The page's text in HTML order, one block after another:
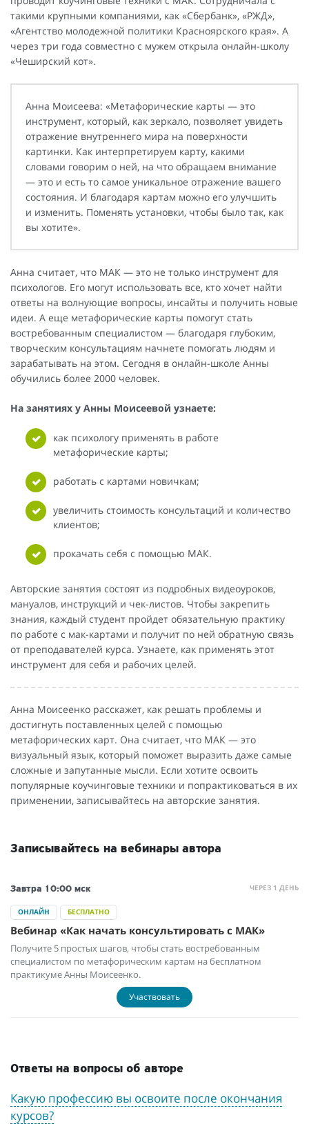
такими крупными компаниями, как «Сбербанк», «РЖД»,
«Агентство молодежной политики Красноярского края». А
через три года совместно с мужем открыла онлайн-школу
«Чеширский кот».
Анна Моисеева: «Метафорические карты — это
инструмент, который, как зеркало, позволяет увидеть
отражение внутреннего мира на поверхности
картинки. Как интерпретируем карту, какими
словами говорим о ней, на что обращаем внимание
— это и есть то самое уникальное отражение вашего
состояния. И благодаря картам можно его улучшить
и изменить. Поменять установки, чтобы было так, как
вы хотите».
Анна считает, что МАК — это не только инструмент для
психологов. Его могут использовать все, кто хочет найти
ответы на волнующие вопросы, инсайты и получить новые
идеи. А еще метафорические карты помогут стать
востребованным специалистом — благодаря глубоким,
творческим консультациям начнете помогать людям и
зарабатывать на этом. Сегодня в онлайн-школе Анны
обучились более 2000 человек.
На занятиях у Анны Моисеевой узнаете:
как психологу применять в работе
метафорические карты;
работать с картами новичкам;
увеличить стоимость консультаций и количество
клиентов;
прокачать себя с помощью МАК.
Авторские занятия состоят из подробных видеоуроков,
мануалов, инструкций и чек-листов. Чтобы закрепить
знания, каждый студент пройдет обязательную практику
по работе с мак-картами и получит по ней обратную связь
от преподавателей курса. Узнаете, как применять этот
инструмент для себя и рабочих целей.
Анна Моисеенко расскажет, как решать проблемы и
достигнуть поставленных целей с помощью
метафорических карт. Она считает, что МАК — это
визуальный язык, который поможет выразить даже самые
сложные и запутанные мысли. Если хотите освоить
популярные коучинговые техники и попрактиковаться в их
применении, записывайтесь на авторские занятия.
Записывайтесь на вебинары автора
ЧЕРЕЗ 1 ДЕНЬ
Завтра 10:00 мск
ОНЛАЙН БЕСПЛАТНО
Вебинар «Как начать консультировать с МАК»
Получите 5 простых шагов, чтобы стать востребованным
специалистом по метафорическим картам на бесплатном
практикуме Анны Моисеенко.
Участвовать
Ответы на вопросы об авторе
Какую профессию вы освоите после окончания
курсов?